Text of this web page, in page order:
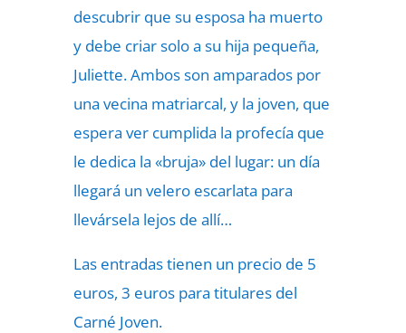
descubrir que su esposa ha muerto
y debe criar solo a su hija pequeña,
Juliette. Ambos son amparados por
una vecina matriarcal, y la joven, que
espera ver cumplida la profecía que
le dedica la «bruja» del lugar: un día
llegará un velero escarlata para
llevársela lejos de allí…
Las entradas tienen un precio de 5
euros, 3 euros para titulares del
Carné Joven.